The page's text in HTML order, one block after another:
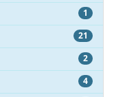
1
21
2
4